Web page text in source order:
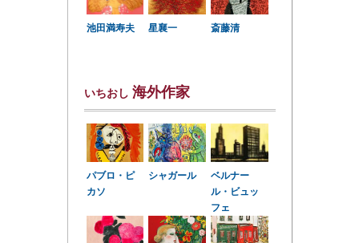
池田満寿夫 星襄一 斎藤清
いちおし 海外作家
パブロ・ピ
カソ
シャガール
ベルナー
ル・ビュッ
フェ